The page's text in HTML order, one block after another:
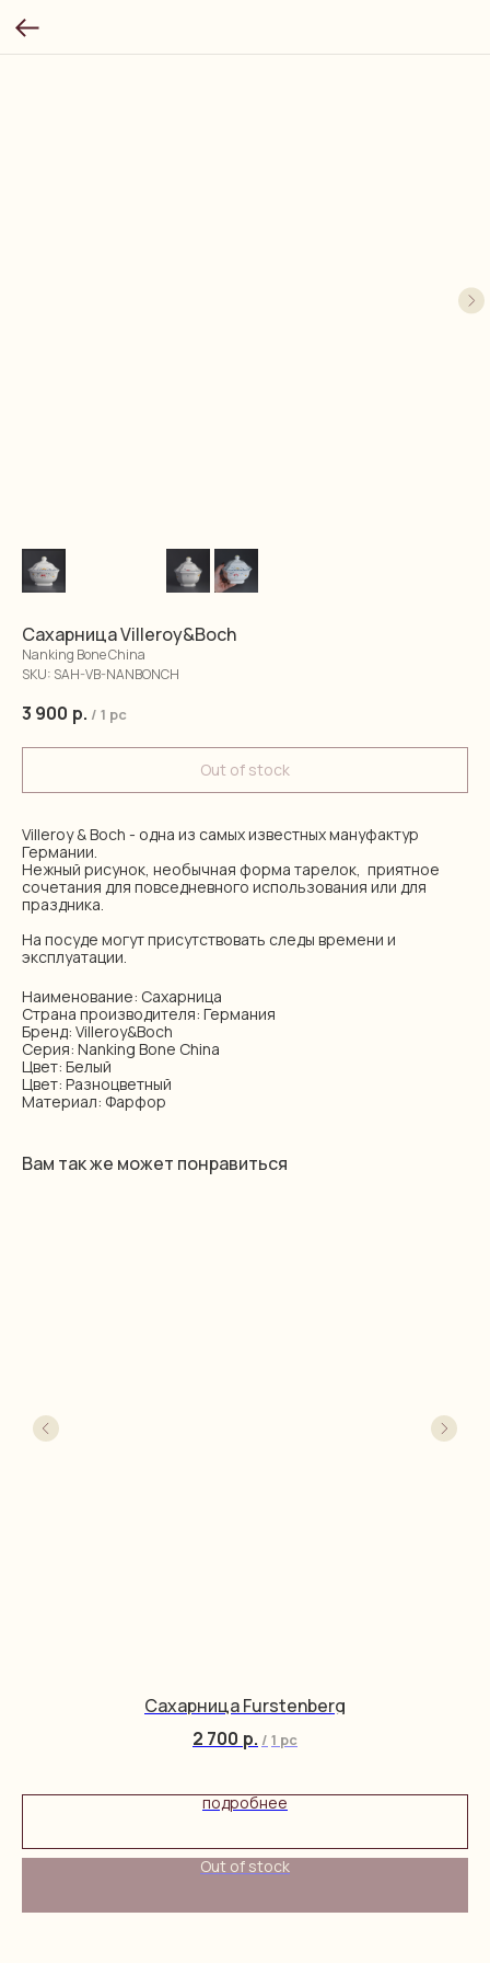
Сахарница Villeroy&Boch
Nanking Bone China
SKU: SAH-VB-NANBONCH
3 900 р. / 1 pc
Out of stock
Villeroy & Boch - одна из самых известных мануфактур
Германии.
Нежный рисунок, необычная форма тарелок, приятное
сочетания для повседневного использования или для
праздника.
На посуде могут присутствовать следы времени и
эксплуатации.
Наименование: Сахарница
Страна производителя: Германия
Бренд: Villeroy&Boch
Серия: Nanking Bone China
Цвет: Белый
Цвет: Разноцветный
Материал: Фарфор
Вам так же может понравиться
Сахарница Furstenberg
2 700 р. / 1 pc
подробнее
Out of stock